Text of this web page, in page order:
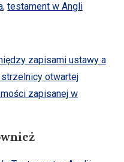
, testament w Angli
zapisami ustawy a
otwartej
zapisanej w